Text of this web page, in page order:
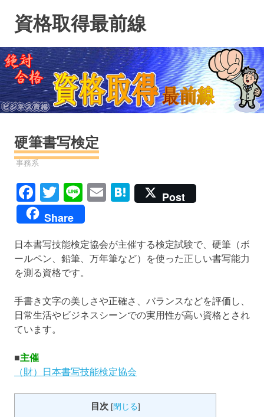
ン
ツ
へ
ス
キ
資格取得最前線
硬筆書写検定
資格
事務系
Facebook
TwitterLineEmailHatena
Post
Share
日本書写技能検定協会が主催する検定試験で、硬筆（ボ
ールペン、鉛筆、万年筆など）を使った正しい書写能力
を測る資格です。
手書き文字の美しさや正確さ、バランスなどを評価し、
日常生活やビジネスシーンでの実用性が高い資格とされ
ています。
■主催
（財）日本書写技能検定協会
目次 [閉じる]